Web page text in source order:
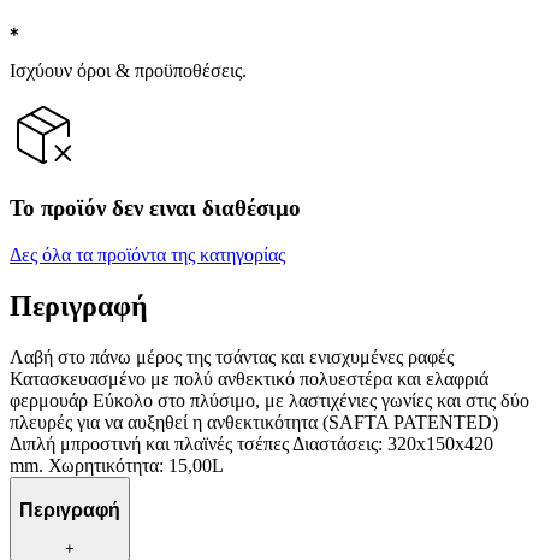
Ισχύουν όροι & προϋποθέσεις.
Το προϊόν δεν ειναι διαθέσιμο
Δες όλα τα προϊόντα της κατηγορίας
Περιγραφή
Λαβή στο πάνω μέρος της τσάντας και ενισχυμένες ραφές
Κατασκευασμένο με πολύ ανθεκτικό πολυεστέρα και ελαφριά
φερμουάρ Εύκολο στο πλύσιμο, με λαστιχένιες γωνίες και στις δύο
πλευρές για να αυξηθεί η ανθεκτικότητα (SAFTA PATENTED)
Διπλή μπροστινή και πλαϊνές τσέπες Διαστάσεις: 320x150x420
mm. Χωρητικότητα: 15,00L
Περιγραφή
+